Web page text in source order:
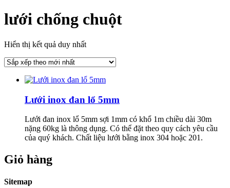
lưới chống chuột
Hiển thị kết quả duy nhất
Lưới inox đan lổ 5mm
Lưới đan inox lổ 5mm sợi 1mm có khổ 1m chiều dài 30m
nặng 60kg là thông dụng. Có thể đặt theo quy cách yêu cầu
của quý khách. Chất liệu lưới bằng inox 304 hoặc 201.
Giỏ hàng
Sitemap